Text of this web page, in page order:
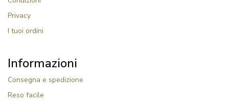
Privacy
I tuoi ordini
Informazioni
Consegna e spedizione
Reso facile